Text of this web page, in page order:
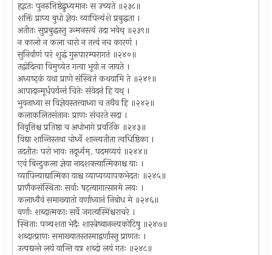
हृद्गतः पुनरुत्तिष्ठेद्बुध्यमानः स उच्यते ॥२३८॥
शक्तिं प्राप्य बुधो ज्ञेयः व्यापिन्यंशे प्रबुद्धता ।
अतीतः सुप्रबुद्धस्तु उन्मनस्त्वं तदा भवेथ् ॥२३९॥
न कालो न कला चारो न तत्त्वं नच कारणं ।
सुनिर्वाणं परं शुद्धं गुरुपारम्परागतं ॥२४०॥
तद्वोदित्वा विमुच्येत गत्वा भूयो न जायते ।
अध्वष्ट्कं यथा प्राणे संस्थितं कथयामि ते ॥२४१॥
आपादान्मूर्धपर्यन्तं चितेः संवेदनं हि यथ् ।
भुवनाध्वा स विज्ञेयस्तत्त्वाध्वा च तथैव हि ॥२४२॥
कलाकलितसंतानः प्राणः संचरते सदा ।
निवृत्तिश्च प्रतिष्ठा च अधोभागे प्रवर्तिके ॥२४३॥
विद्या शान्तिस्तथा चोर्ध्वे शान्त्यतीता त्वधिष्ठिका ।
तदतीतः परो भावः तदूर्ध्वम्. पदमव्ययं ॥२४४॥
एवं बिन्दुकला ज्ञेया नादशक्त्यात्मिकाश्च याः ।
व्यापिन्याद्यात्मिका याश्च व्याप्यव्यापकभेदतः ॥२४५॥
प्राणैकसंस्थिताः सर्वाः षट्त्यागात्सप्तमे लयः ।
कलाध्वैवं समाख्यातो वर्णाध्वानं निबोध मे ॥२४६॥
वर्णाः शब्दात्मकाः सर्वे जगत्यस्मिंश्चराचरे ।
स्थिताः पञ्चशता भेदैः शास्त्रेष्वानन्त्यकोटिषु ॥२४७॥
शब्दात्प्राणः समाख्यातस्तस्माद्वर्णास्तु प्राणतः ।
उत्पद्यन्ते लयं यान्ति यत्र शब्दो लयं गतः ॥२४८॥